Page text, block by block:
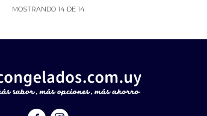
MOSTRANDO 14DE 14